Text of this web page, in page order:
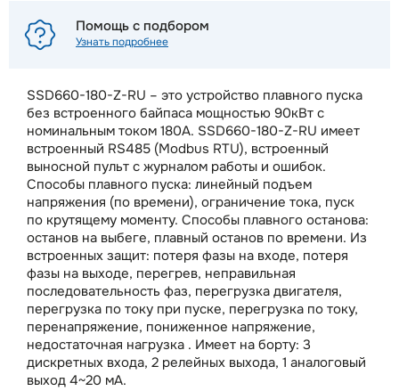
SSD660-180-Z-RU – это устройство плавного пуска
без встроенного байпаса мощностью 90кВт с
номинальным током 180А. SSD660-180-Z-RU имеет
встроенный RS485 (Modbus RTU), встроенный
выносной пульт с журналом работы и ошибок.
Способы плавного пуска: линейный подъем
напряжения (по времени), ограничение тока, пуск
по крутящему моменту. Способы плавного останова:
останов на выбеге, плавный останов по времени. Из
встроенных защит: потеря фазы на входе, потеря
фазы на выходе, перегрев, неправильная
последовательность фаз, перегрузка двигателя,
перегрузка по току при пуске, перегрузка по току,
перенапряжение, пониженное напряжение,
недостаточная нагрузка . Имеет на борту: 3
дискретных входа, 2 релейных выхода, 1 аналоговый
выход 4~20 мА.
Помощь с подбором
Узнать подробнее